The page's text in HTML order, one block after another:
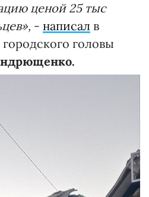
ценой 25 тыс
- написал в
головы